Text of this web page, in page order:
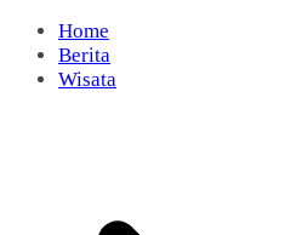
Home
Berita
Wisata